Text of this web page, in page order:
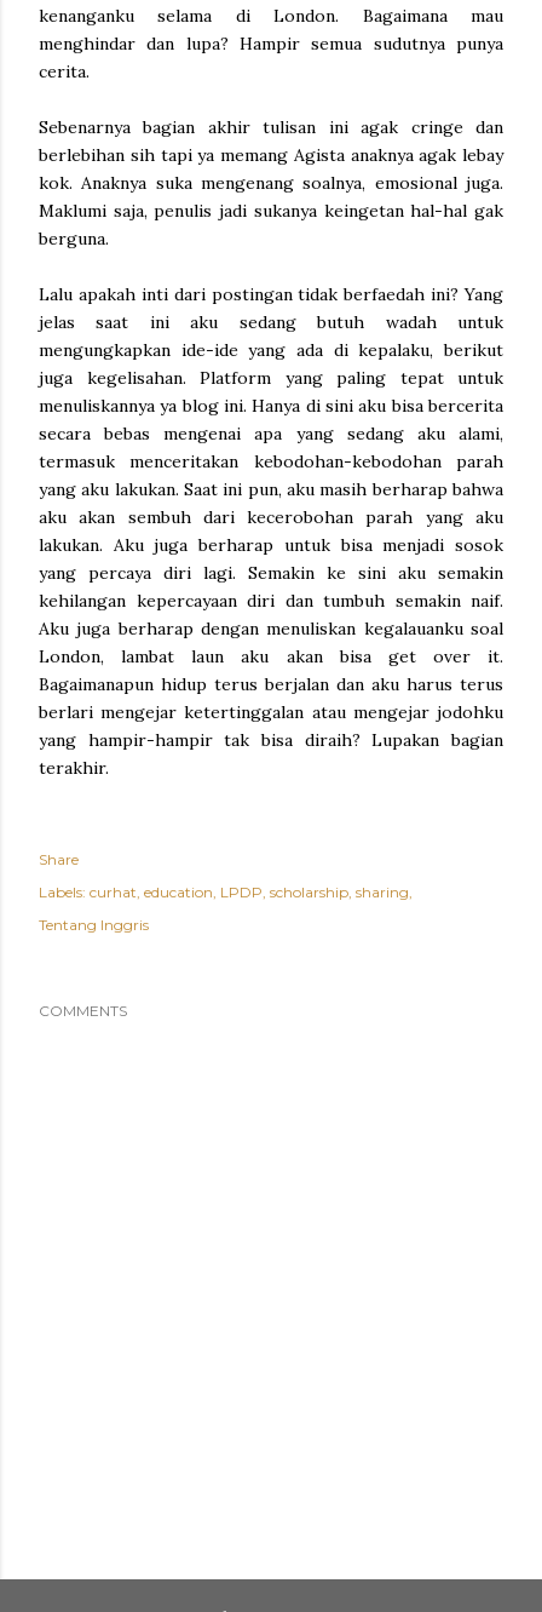
kenanganku selama di London. Bagaimana mau
menghindar dan lupa? Hampir semua sudutnya punya
cerita.
Sebenarnya bagian akhir tulisan ini agak cringe dan
berlebihan sih tapi ya memang Agista anaknya agak lebay
kok. Anaknya suka mengenang soalnya, emosional juga.
Maklumi saja, penulis jadi sukanya keingetan hal-hal gak
berguna.
Lalu apakah inti dari postingan tidak berfaedah ini? Yang
jelas saat ini aku sedang butuh wadah untuk
mengungkapkan ide-ide yang ada di kepalaku, berikut
juga kegelisahan. Platform yang paling tepat untuk
menuliskannya ya blog ini. Hanya di sini aku bisa bercerita
secara bebas mengenai apa yang sedang aku alami,
termasuk menceritakan kebodohan-kebodohan parah
yang aku lakukan. Saat ini pun, aku masih berharap bahwa
aku akan sembuh dari kecerobohan parah yang aku
lakukan. Aku juga berharap untuk bisa menjadi sosok
yang percaya diri lagi. Semakin ke sini aku semakin
kehilangan kepercayaan diri dan tumbuh semakin naif.
Aku juga berharap dengan menuliskan kegalauanku soal
London, lambat laun aku akan bisa get over it.
Bagaimanapun hidup terus berjalan dan aku harus terus
berlari mengejar ketertinggalan atau mengejar jodohku
yang hampir-hampir tak bisa diraih? Lupakan bagian
terakhir.
Share
Labels: curhat education LPDP scholarship sharing
Tentang Inggris
COMMENTS